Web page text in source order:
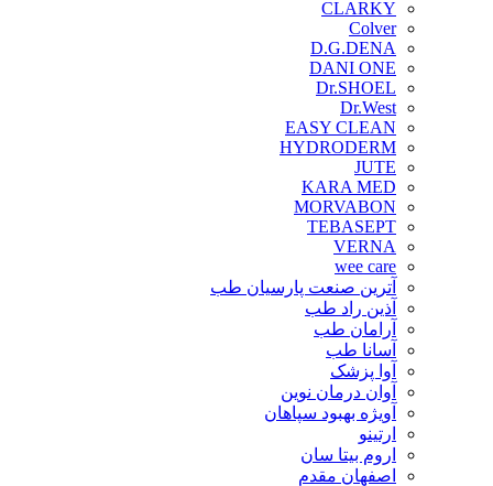
CLARKY
Colver
D.G.DENA
DANI ONE
Dr.SHOEL
Dr.West
EASY CLEAN
HYDRODERM
JUTE
KARA MED
MORVABON
TEBASEPT
VERNA
wee care
آترین صنعت پارسیان طب
آذین راد طب
آرامان طب
آسانا طب
آوا پزشک
آوان درمان نوین
آویژه بهبود سپاهان
ارتینو
اروم بیتا سان
اصفهان مقدم